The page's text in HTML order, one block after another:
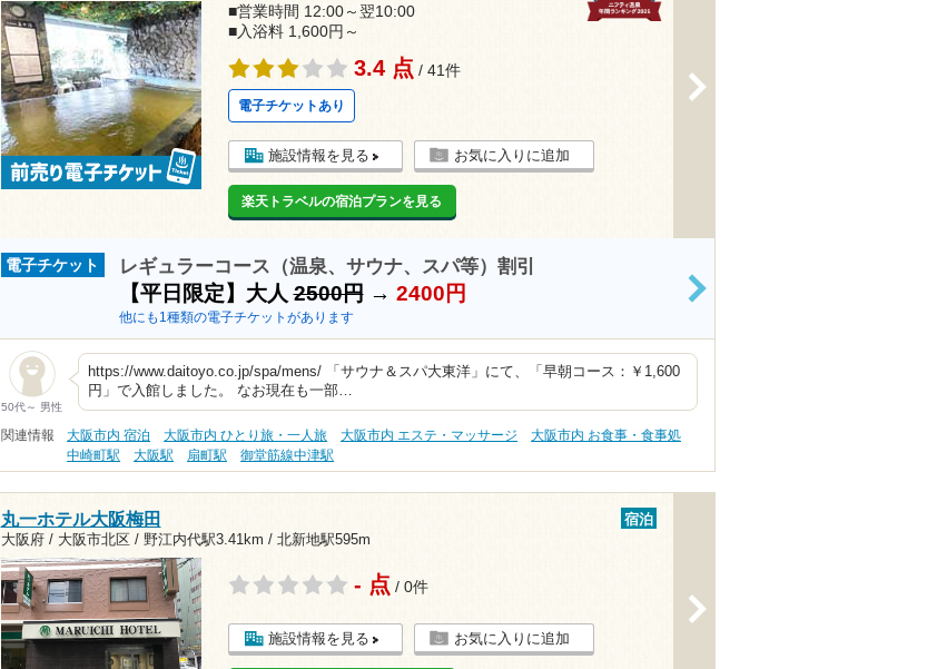
■営業時間 12:00～翌10:00
■入浴料 1,600円～
3.4 点 / 41件
電子チケットあり
施設情報を見る お気に入りに追加
楽天トラベルの宿泊プランを見る
電子チケット レギュラーコース（温泉、サウナ、スパ等）割引
【平日限定】大人2500円→ 2400円
他にも1種類の電子チケットがあります
>
50代～ 男性
https://www.daitoyo.co.jp/spa/mens/ 「サウナ＆スパ大東洋」にて、「早朝コース：￥1,600
円」で入館しました。 なお現在も一部…
関連情報 大阪市内 宿泊 大阪市内 ひとり旅・一人旅 大阪市内 エステ・マッサージ
大阪市内 お食事・食事処
中崎町駅
大阪駅 扇町駅 御堂筋線中津駅
丸一ホテル大阪梅田
大阪府 / 大阪市北区 / 野江内代駅3.41km / 北新地駅595m
宿泊
- 点 / 0件
施設情報を見る お気に入りに追加